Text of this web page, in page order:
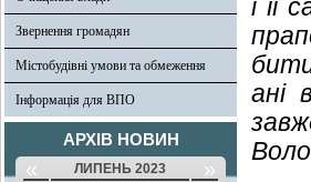
Звернення громадян
Містобудівні умови та обмеження
Інформація для ВПО
АРХІВ НОВИН
« ЛИПЕНЬ 2023 »
і її
ані